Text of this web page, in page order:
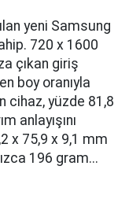
yeni Samsung
720 x 1600
çıkan giriş
boy oranıyla
cihaz, yüzde 81,8
anlayışını
x 75,9 x 9,1 mm
196 gram...